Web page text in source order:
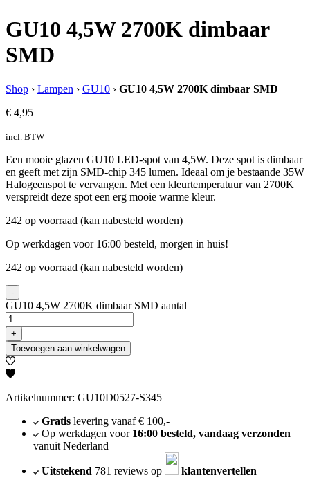
GU10 4,5W 2700K dimbaar
SMD
Shop › Lampen › GU10 › GU10 4,5W 2700K dimbaar SMD
€ 4,95
incl. BTW
Een mooie glazen GU10 LED-spot van 4,5W. Deze spot is dimbaar
en geeft met zijn SMD-chip 345 lumen. Ideaal om je bestaande 35W
Halogeenspot te vervangen. Met een kleurtemperatuur van 2700K
verspreidt deze spot een erg mooie warme kleur.
242 op voorraad (kan nabesteld worden)
Op werkdagen voor 16:00 besteld, morgen in huis!
242 op voorraad (kan nabesteld worden)
-
GU10 4,5W 2700K dimbaar SMD aantal
+
Toevoegen aan winkelwagen
Artikelnummer: GU10D0527-S345
Gratislevering vanaf € 100,-
Op werkdagen voor 16:00 besteld, vandaag verzonden
vanuit Nederland
Uitstekend 781 reviews op
klantenvertellen